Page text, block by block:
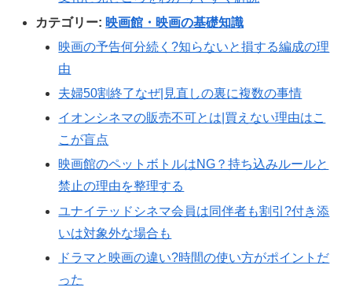
カテゴリー: 映画館・映画の基礎知識
映画の予告何分続く?知らないと損する編成の理
由
夫婦50割終了なぜ|見直しの裏に複数の事情
イオンシネマの販売不可とは|買えない理由はこ
こが盲点
映画館のペットボトルはNG？持ち込みルールと
禁止の理由を整理する
ユナイテッドシネマ会員は同伴者も割引?付き添
いは対象外な場合も
ドラマと映画の違い?時間の使い方がポイントだ
った